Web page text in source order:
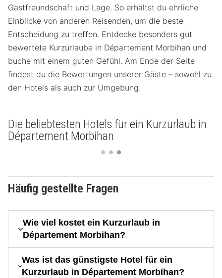
Gastfreundschaft und Lage. So erhältst du ehrliche
Einblicke von anderen Reisenden, um die beste
Entscheidung zu treffen. Entdecke besonders gut
bewertete Kurzurlaube in Département Morbihan und
buche mit einem guten Gefühl. Am Ende der Seite
findest du die Bewertungen unserer Gäste – sowohl zu
den Hotels als auch zur Umgebung.
Die beliebtesten Hotels für ein Kurzurlaub in
Département Morbihan
Häufig gestellte Fragen
Wie viel kostet ein Kurzurlaub in
Département Morbihan?
Was ist das günstigste Hotel für ein
Kurzurlaub in Département Morbihan?